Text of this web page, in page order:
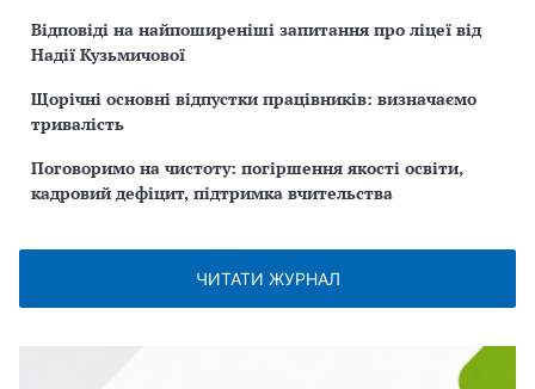
Відповіді на найпоширеніші запитання про ліцеї від
Надії Кузьмичової
Щорічні основні відпустки працівників: визначаємо
тривалість
Поговоримо на чистоту: погіршення якості освіти,
кадровий дефіцит, підтримка вчительства
ЧИТАТИ ЖУРНАЛ